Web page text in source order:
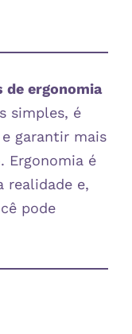
de ergonomia
simples, é
garantir mais
Ergonomia é
realidade e,
pode